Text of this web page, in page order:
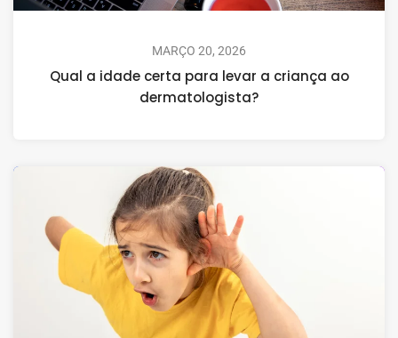
MARÇO 20, 2026
Qual a idade certa para levar a criança ao
dermatologista?